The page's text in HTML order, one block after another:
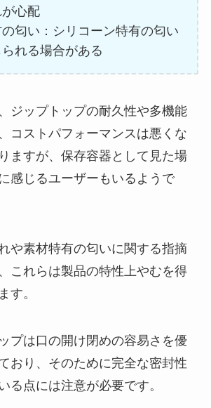
心配
匂い：シリコーン特有の匂い
れる場合がある
ジップトップの耐久性や多機能
コストパフォーマンスは悪くな
ますが、保存容器として見た場
感じるユーザーもいるようで
や素材特有の匂いに関する指摘
これらは製品の特性上やむを得
す。
プは口の開け閉めの容易さを優
おり、そのために完全な密封性
る点には注意が必要です。